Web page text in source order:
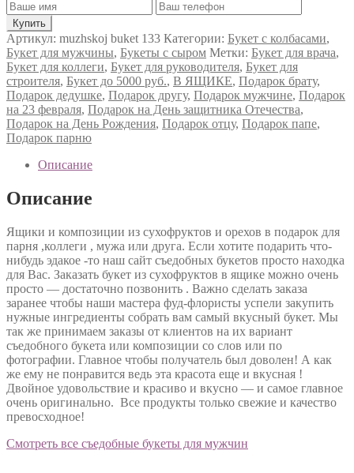
Артикул: muzhskoj buket 133 Категории: Букет с колбасами,
Букет для мужчины, Букеты с сыром Метки: Букет для врача,
Букет для коллеги, Букет для руководителя, Букет для
строителя, Букет до 5000 руб., В ЯЩИКЕ, Подарок брату,
Подарок дедушке, Подарок другу, Подарок мужчине, Подарок
на 23 февраля, Подарок на День защитника Отечества,
Подарок на День Рождения, Подарок отцу, Подарок папе,
Подарок парню
Описание
Описание
Ящики и композиции из сухофруктов и орехов в подарок для
парня ,коллеги , мужа или друга. Если хотите подарить что-
нибудь эдакое -то наш сайт съедобных букетов просто находка
для Вас. Заказать букет из сухофруктов в ящике можно очень
просто — достаточно позвонить . Важно сделать заказа
заранее чтобы наши мастера фуд-флористы успели закупить
нужные ингредиенты собрать вам самый вкусный букет. Мы
так же принимаем заказы от клиентов на их вариант
съедобного букета или композиции со слов или по
фотографии. Главное чтобы получатель был доволен! А как
же ему не понравится ведь эта красота еще и вкусная !
Двойное удовольствие и красиво и вкусно — и самое главное
очень оригинально. Все продукты только свежие и качество
превосходное!
Смотреть все съедобные букеты для мужчин